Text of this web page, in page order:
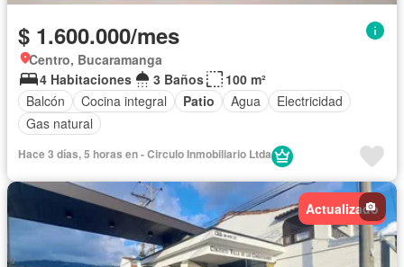
$ 1.600.000/mes
Centro, Bucaramanga
4 Habitaciones
3 Baños
100 m²
Balcón
Cocina integral Patio Agua
Electricidad
Gas natural
Hace 3 días, 5 horas en - Circulo Inmobiliario Ltda
Actualizado